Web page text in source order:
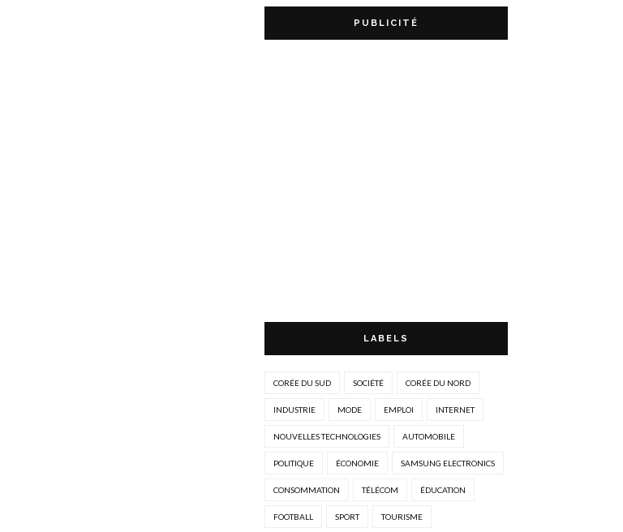
PUBLICITÉ
LABELS
CORÉE DU SUD SOCIÉTÉ CORÉE DU NORD
INDUSTRIE MODE EMPLOI INTERNET
NOUVELLES TECHNOLOGIES AUTOMOBILE
POLITIQUE ÉCONOMIE SAMSUNG ELECTRONICS
CONSOMMATION TÉLÉCOM ÉDUCATION
FOOTBALL SPORT TOURISME